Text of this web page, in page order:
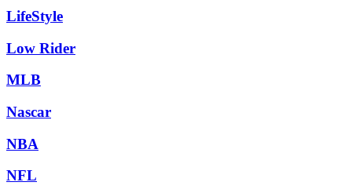
LifeStyle
Low Rider
MLB
Nascar
NBA
NFL